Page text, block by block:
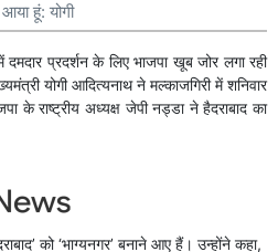
हूं: योगी
दमदार प्रदर्शन के लिए भाजपा खूब जोर लगा रही
योगी आदित्यनाथ ने मल्काजगिरी में शनिवार
के राष्ट्रीय अध्यक्ष जेपी नड्डा ने हैदराबाद का
को ‘भाग्यनगर’ बनाने आए हैं। उन्होंने कहा,